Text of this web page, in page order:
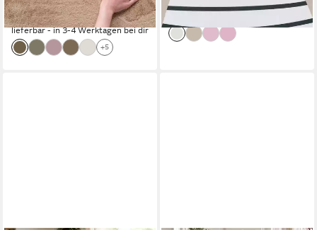
-75%
lieferbar - in 3-4 Werktagen bei dir
+5